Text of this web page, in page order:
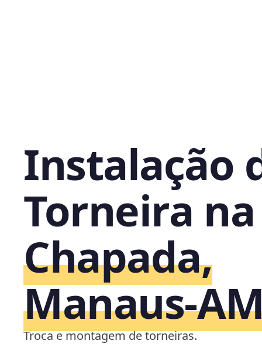
Instalação
Torneira na
Chapada,
Troca e montagem de torneiras.